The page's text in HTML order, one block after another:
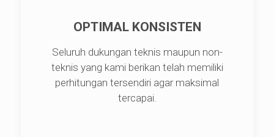
OPTIMAL KONSISTEN
Seluruh dukungan teknis maupun non-
teknis yang kami berikan telah memiliki
perhitungan tersendiri agar maksimal
tercapai.